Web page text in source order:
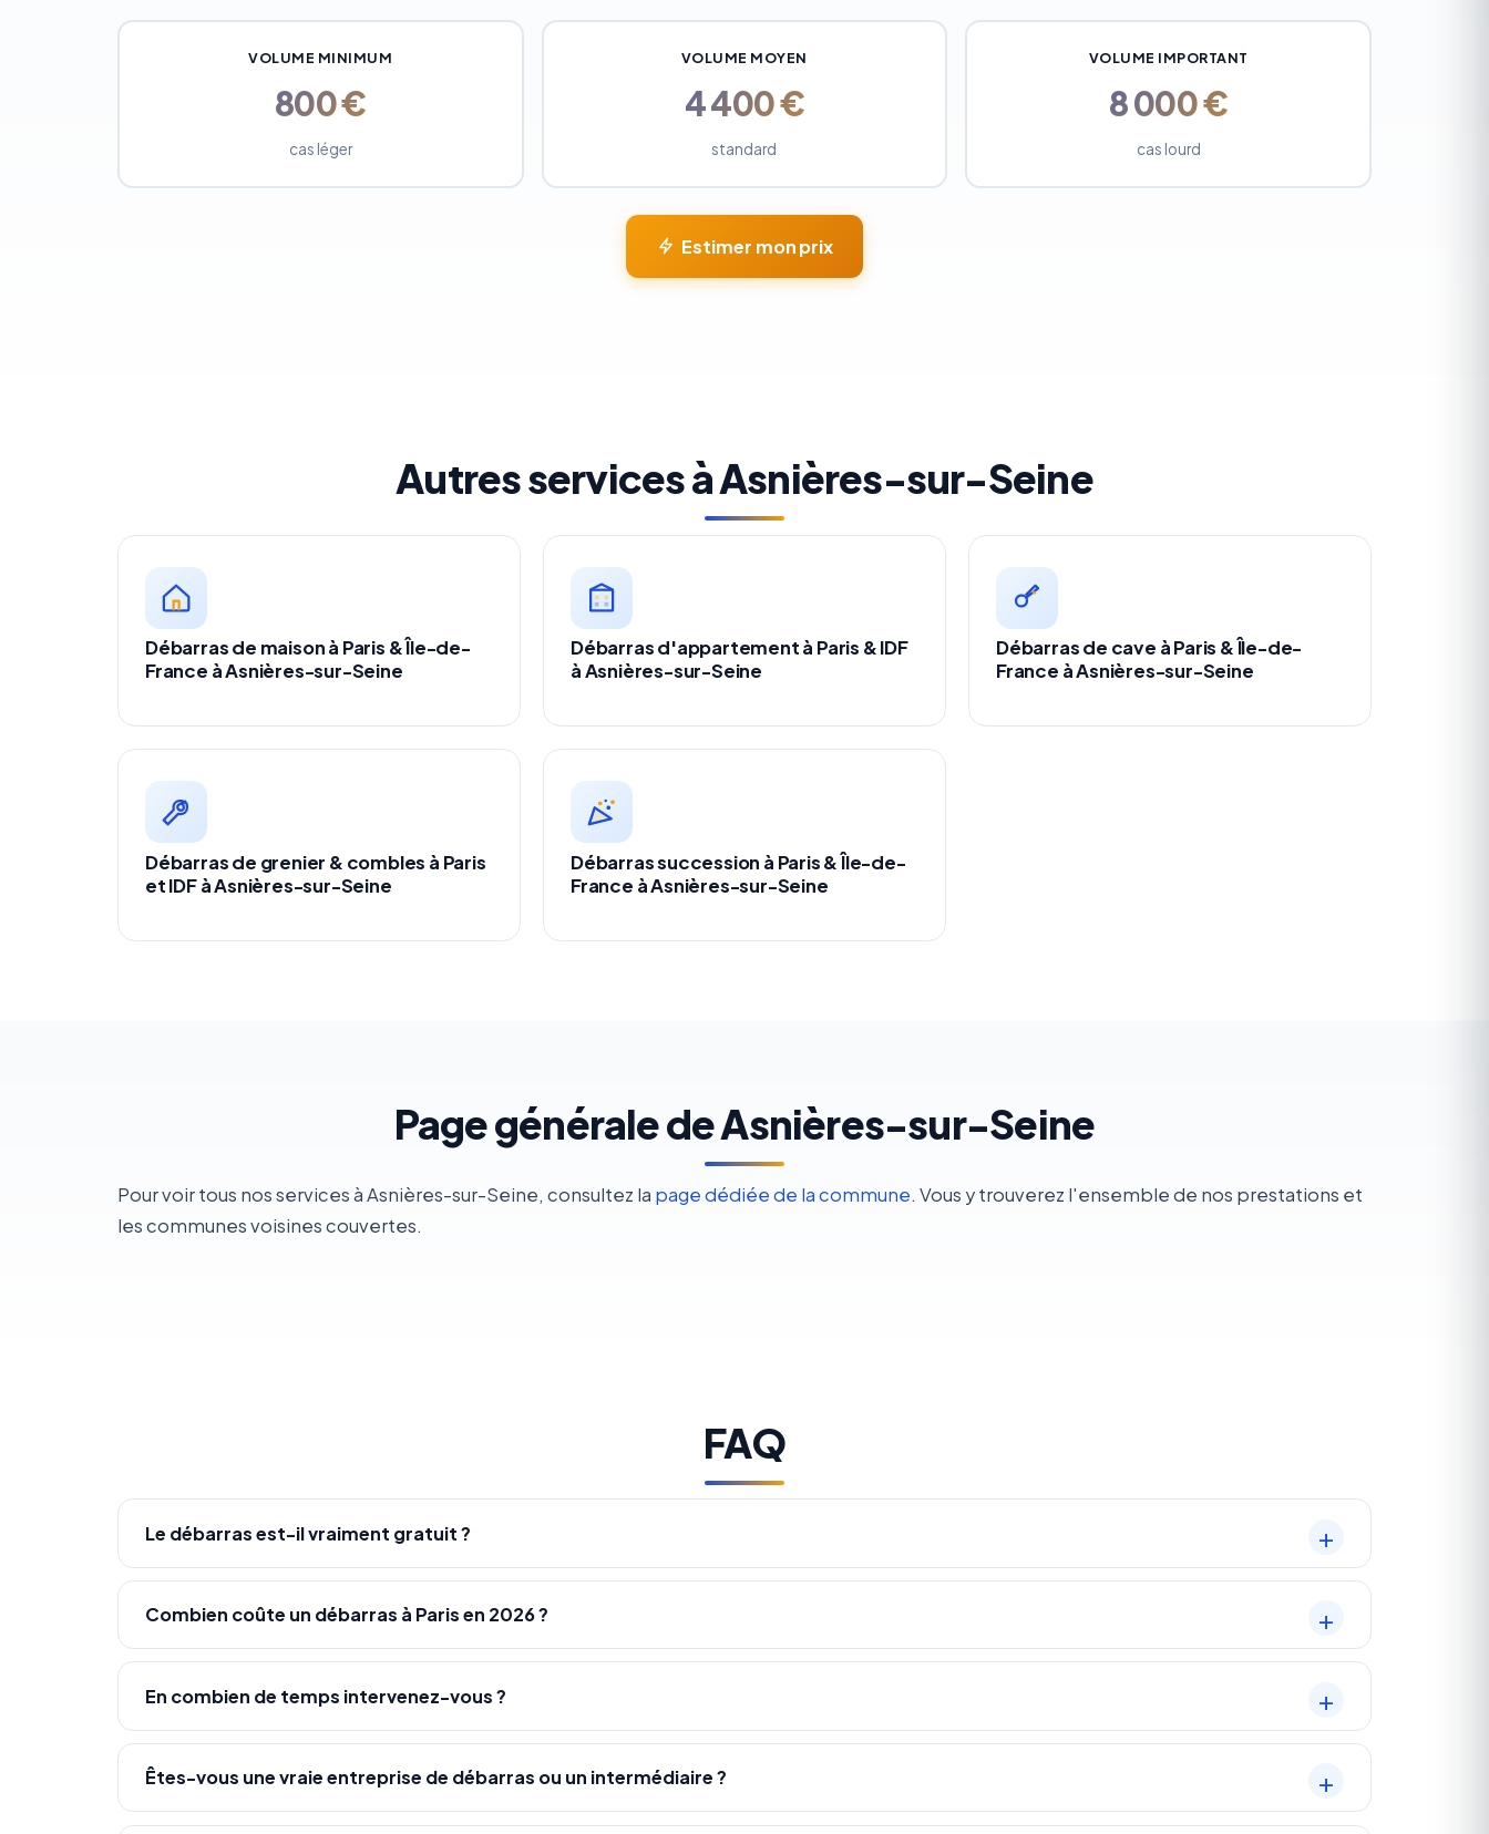
VOLUME MINIMUM
800 €
cas léger
VOLUME MOYEN
4 400 €
standard
VOLUME IMPORTANT
8 000 €
cas lourd
Estimer mon prix
Autres services à Asnières-sur-Seine
Débarras de maison à Paris & Île-de-
France à Asnières-sur-Seine
Débarras d'appartement à Paris & IDF
à Asnières-sur-Seine
Débarras de cave à Paris & Île-de-
France à Asnières-sur-Seine
Débarras de grenier & combles à Paris
et IDF à Asnières-sur-Seine
Débarras succession à Paris & Île-de-
France à Asnières-sur-Seine
Page générale de Asnières-sur-Seine
Pour voir tous nos services à Asnières-sur-Seine, consultez la page dédiée de la commune. Vous y trouverez l'ensemble de nos prestations et
les communes voisines couvertes.
FAQ
Le débarras est-il vraiment gratuit ?
Combien coûte un débarras à Paris en 2026 ?
En combien de temps intervenez-vous ?
Êtes-vous une vraie entreprise de débarras ou un intermédiaire ?